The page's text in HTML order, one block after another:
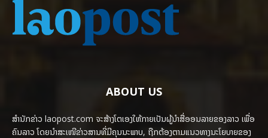
ABOUT US
ສຳນັກຂ່າວ laopost.com ຈະສ້າງໂຕເອງໃຫ້ກາຍເປັນຜູ້ນຳສື່ອອນລາຍຂອງລາວ ເພື່ອ
ຄົນລາວ ໂດຍນຳສະເໜີຂ່າວສານທີ່ມີຄຸນນະພາບ, ຖືກຕ້ອງຕາມແນວທາງນະໂຍບາຍຂອງ